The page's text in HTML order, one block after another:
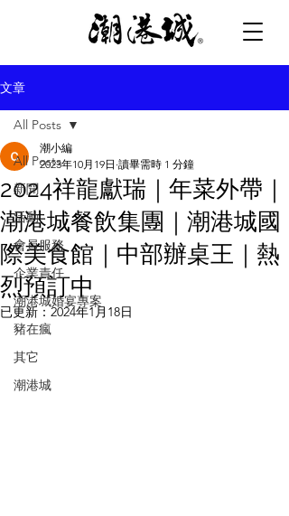
文章
All Posts
新聞
活動
會員服務
企業責任
潮港城婚宴專案
豬在瘋
其它
潮港城
All Posts
2024祥龍獻瑞｜年菜外帶｜
潮港城餐飲集團｜潮港城國
際美食館｜中部辦桌王｜熱
烈預訂中
潮小編
2023年10月19日 讀畢需時 1 分鐘
已更新：2024年1月18日